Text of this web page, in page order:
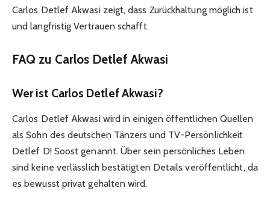
Carlos Detlef Akwasi zeigt, dass Zurückhaltung möglich ist
und langfristig Vertrauen schafft.
FAQ zu Carlos Detlef Akwasi
Wer ist Carlos Detlef Akwasi?
Carlos Detlef Akwasi wird in einigen öffentlichen Quellen
als Sohn des deutschen Tänzers und TV-Persönlichkeit
Detlef D! Soost genannt. Über sein persönliches Leben
sind keine verlässlich bestätigten Details veröffentlicht, da
es bewusst privat gehalten wird.